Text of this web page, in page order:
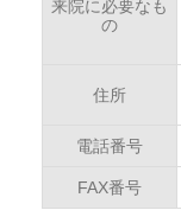
来院に必要なも
の
住所
電話番号
FAX番号